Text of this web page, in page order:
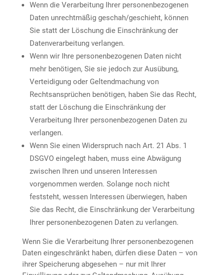
Wenn die Verarbeitung Ihrer personenbezogenen
Daten unrechtmäßig geschah/geschieht, können
Sie statt der Löschung die Einschränkung der
Datenverarbeitung verlangen.
Wenn wir Ihre personenbezogenen Daten nicht
mehr benötigen, Sie sie jedoch zur Ausübung,
Verteidigung oder Geltendmachung von
Rechtsansprüchen benötigen, haben Sie das Recht,
statt der Löschung die Einschränkung der
Verarbeitung Ihrer personenbezogenen Daten zu
verlangen.
Wenn Sie einen Widerspruch nach Art. 21 Abs. 1
DSGVO eingelegt haben, muss eine Abwägung
zwischen Ihren und unseren Interessen
vorgenommen werden. Solange noch nicht
feststeht, wessen Interessen überwiegen, haben
Sie das Recht, die Einschränkung der Verarbeitung
Ihrer personenbezogenen Daten zu verlangen.
Wenn Sie die Verarbeitung Ihrer personenbezogenen
Daten eingeschränkt haben, dürfen diese Daten – von
ihrer Speicherung abgesehen – nur mit Ihrer